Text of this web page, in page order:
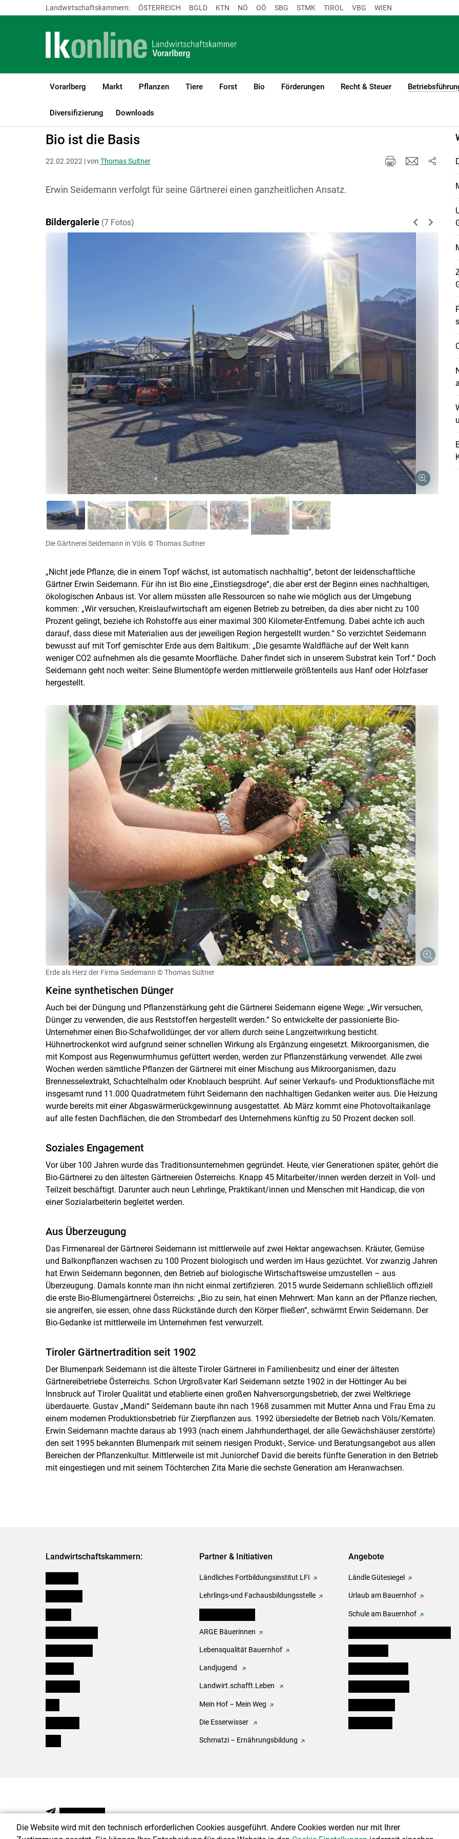
Skip to main content
Landwirtschaftskammern: ÖSTERREICH BGLD KTN NÖ OÖ SBG STMK TIROL VBG WIEN
Vorarlberg Markt Pflanzen Tiere Forst Bio Förderungen Recht & Steuer
Diversifizierung Downloads
LK Vorarlberg Betriebsführung Reportagen und Allgemeines
Bio ist die Basis
22.02.2022 | von Thomas Suitner
Erwin Seidemann verfolgt für seine Gärtnerei einen ganzheitlichen Ansatz.
Bildergalerie (7 Fotos) Previous
Next
Die Gärtnerei Seidemann in Völs © Thomas Suitner
„Nicht jede Pflanze, die in einem Topf wächst, ist automatisch nachhaltig“, betont der leidenschaftliche
Gärtner Erwin Seidemann. Für ihn ist Bio eine „Einstiegsdroge“, die aber erst der Beginn eines nachhaltigen,
ökologischen Anbaus ist. Vor allem müssten alle Ressourcen so nahe wie möglich aus der Umgebung
kommen: „Wir versuchen, Kreislaufwirtschaft am eigenen Betrieb zu betreiben, da dies aber nicht zu 100
Prozent gelingt, beziehe ich Rohstoffe aus einer maximal 300 Kilometer-Entfernung. Dabei achte ich auch
darauf, dass diese mit Materialien aus der jeweiligen Region hergestellt wurden.“ So verzichtet Seidemann
bewusst auf mit Torf gemischter Erde aus dem Baltikum: „Die gesamte Waldfläche auf der Welt kann
weniger CO2 aufnehmen als die gesamte Moorfläche. Daher findet sich in unserem Substrat kein Torf.“ Doch
Seidemann geht noch weiter: Seine Blumentöpfe werden mittlerweile größtenteils aus Hanf oder Holzfaser
hergestellt.
Erde als Herz der Firma Seidemann © Thomas Suitner
Keine synthetischen Dünger
Auch bei der Düngung und Pflanzenstärkung geht die Gärtnerei Seidemann eigene Wege: „Wir versuchen,
Dünger zu verwenden, die aus Reststoffen hergestellt werden.“ So entwickelte der passionierte Bio-
Unternehmer einen Bio-Schafwolldünger, der vor allem durch seine Langzeitwirkung besticht.
Hühnertrockenkot wird aufgrund seiner schnellen Wirkung als Ergänzung eingesetzt. Mikroorganismen, die
mit Kompost aus Regenwurmhumus gefüttert werden, werden zur Pflanzenstärkung verwendet. Alle zwei
Wochen werden sämtliche Pflanzen der Gärtnerei mit einer Mischung aus Mikroorganismen, dazu
Brennesselextrakt, Schachtelhalm oder Knoblauch besprüht. Auf seiner Verkaufs- und Produktionsfläche mit
insgesamt rund 11.000 Quadratmetern führt Seidemann den nachhaltigen Gedanken weiter aus. Die Heizung
wurde bereits mit einer Abgaswärmerückgewinnung ausgestattet. Ab März kommt eine Photovoltaikanlage
auf alle festen Dachflächen, die den Strombedarf des Unternehmens künftig zu 50 Prozent decken soll.
Soziales Engagement
Vor über 100 Jahren wurde das Traditionsunternehmen gegründet. Heute, vier Generationen später, gehört die
Bio-Gärtnerei zu den ältesten Gärtnereien Österreichs. Knapp 45 Mitarbeiter/innen werden derzeit in Voll- und
Teilzeit beschäftigt. Darunter auch neun Lehrlinge, Praktikant/innen und Menschen mit Handicap, die von
einer Sozialarbeiterin begleitet werden.
Aus Überzeugung
Das Firmenareal der Gärtnerei Seidemann ist mittlerweile auf zwei Hektar angewachsen. Kräuter, Gemüse
und Balkonpflanzen wachsen zu 100 Prozent biologisch und werden im Haus gezüchtet. Vor zwanzig Jahren
hat Erwin Seidemann begonnen, den Betrieb auf biologische Wirtschaftsweise umzustellen – aus
Überzeugung. Damals konnte man ihn nicht einmal zertifizieren. 2015 wurde Seidemann schließlich offiziell
die erste Bio-Blumengärtnerei Österreichs: „Bio zu sein, hat einen Mehrwert: Man kann an der Pflanze riechen,
sie angreifen, sie essen, ohne dass Rückstände durch den Körper fließen“, schwärmt Erwin Seidemann. Der
Bio-Gedanke ist mittlerweile im Unternehmen fest verwurzelt.
Tiroler Gärtnertradition seit 1902
Der Blumenpark Seidemann ist die älteste Tiroler Gärtnerei in Familienbesitz und einer der ältesten
Gärtnereibetriebe Österreichs. Schon Urgroßvater Karl Seidemann setzte 1902 in der Höttinger Au bei
Innsbruck auf Tiroler Qualität und etablierte einen großen Nahversorgungsbetrieb, der zwei Weltkriege
überdauerte. Gustav „Mandi“ Seidemann baute ihn nach 1968 zusammen mit Mutter Anna und Frau Erna zu
einem modernen Produktionsbetrieb für Zierpflanzen aus. 1992 übersiedelte der Betrieb nach Völs/Kematen.
Erwin Seidemann machte daraus ab 1993 (nach einem Jahrhunderthagel, der alle Gewächshäuser zerstörte)
den seit 1995 bekannten Blumenpark mit seinem riesigen Produkt-, Service- und Beratungsangebot aus allen
Bereichen der Pflanzenkultur. Mittlerweile ist mit Juniorchef David die bereits fünfte Generation in den Betrieb
mit eingestiegen und mit seinem Töchterchen Zita Marie die sechste Generation am Heranwachsen.
Landwirtschaftskammern: Partner & Initiativen
Ländliches Fortbildungsinstitut LFI
Lehrlings-und Fachausbildungsstelle
ARGE Bäuerinnen
Lebensqualität Bauernhof
Landjugend
Landwirt.schafft.Leben
Mein Hof – Mein Weg
Die Esserwisser
Schmatzi – Ernährungsbildung
Angebote
Ländle Gütesiegel
Urlaub am Bauernhof
Schule am Bauernhof
NEWSLETTER
Die Website wird mit den technisch erforderlichen Cookies ausgeführt. Andere Cookies werden nur mit Ihrer